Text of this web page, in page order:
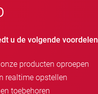
u de volgende
producten oproepen
realtime opstellen
toebehoren